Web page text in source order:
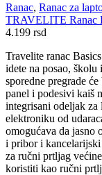
Ranac, Ranac za
TRAVELITE Ranac
4.199 rsd
Travelite ranac
idete na posao,
sporedne pregrade
panel i podesivi kaiš
integrisani odeljak za
elektroniku od
omogućava da jasno
i pribor i kancelarijski
za ručni prtljag
koristiti kao ručni